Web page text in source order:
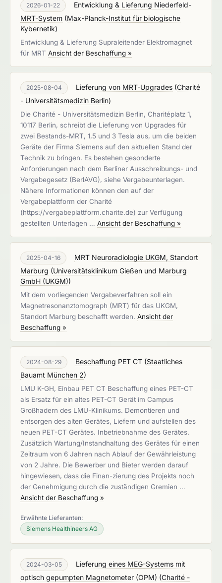
2026-01-22
Entwicklung & Lieferung Niederfeld-
MRT-System (Max-Planck-Institut für biologische
Kybernetik)
Entwicklung & Lieferung Supraleitender Elektromagnet
für MRT Ansicht der Beschaffung »
2025-08-04 Lieferung von MRT-Upgrades (Charité
- Universitätsmedizin Berlin)
Die Charité - Universitätsmedizin Berlin, Charitéplatz 1,
10117 Berlin, schreibt die Lieferung von Upgrades für
zwei Bestands-MRT, 1,5 und 3 Tesla aus, um die beiden
Geräte der Firma Siemens auf den aktuellen Stand der
Technik zu bringen. Es bestehen gesonderte
Anforderungen nach dem Berliner Ausschreibungs- und
Vergabegesetz (BerlAVG), siehe Vergabeunterlagen.
Nähere Informationen können den auf der
Vergabeplattform der Charité
(https://vergabeplattform.charite.de) zur Verfügung
gestellten Unterlagen … Ansicht der Beschaffung »
2025-04-16
MRT Neuroradiologie UKGM, Standort
Marburg (Universitätsklinikum Gießen und Marburg
GmbH (UKGM))
Mit dem vorliegenden Vergabeverfahren soll ein
Magnetresonanztomograph (MRT) für das UKGM,
Standort Marburg beschafft werden. Ansicht der
Beschaffung »
2024-08-29 Beschaffung PET CT (Staatliches
Bauamt München 2)
LMU K-GH, Einbau PET CT Beschaffung eines PET-CT
als Ersatz für ein altes PET-CT Gerät im Campus
Großhadern des LMU-Klinikums. Demontieren und
entsorgen des alten Gerätes, Liefern und aufstellen des
neuen PET-CT Gerätes. Inbetriebnahme des Gerätes.
Zusätzlich Wartung/Instandhaltung des Gerätes für einen
Zeitraum von 6 Jahren nach Ablauf der Gewährleistung
von 2 Jahre. Die Bewerber und Bieter werden darauf
hingewiesen, dass die Finan-zierung des Projekts noch
der Genehmigung durch die zuständigen Gremien …
Ansicht der Beschaffung »
Erwähnte Lieferanten:
Siemens Healthineers AG
2024-03-05
Lieferung eines MEG-Systems mit
optisch gepumpten Magnetometer (OPM) (Charité -